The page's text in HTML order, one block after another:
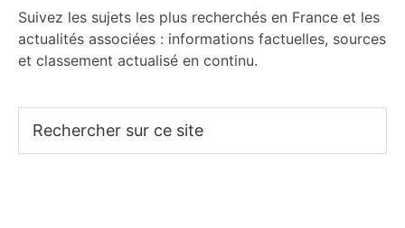
Suivez les sujets les plus recherchés en France et les
actualités associées : informations factuelles, sources
et classement actualisé en continu.
sur